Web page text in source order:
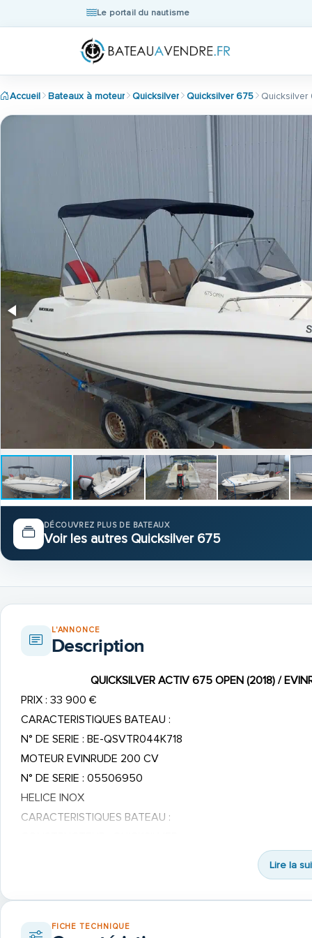
Le portail du nautisme
Accueil Bateaux à moteur Quicksilver Quicksilver 675 Quicksilver
DÉCOUVREZ PLUS DE BATEAUX
Voir les autres Quicksilver 675
L'ANNONCE
Description
QUICKSILVER ACTIV 675 OPEN (2018) /
PRIX : 33 900 €
CARACTERISTIQUES BATEAU :
N° DE SERIE : BE-QSVTR044K718
MOTEUR EVINRUDE 200 CV
N° DE SERIE : 05506950
HELICE INOX
CARACTERISTIQUES BATEAU :
TIRANT D’EAU : 0,50 M
Lire la
FICHE TECHNIQUE